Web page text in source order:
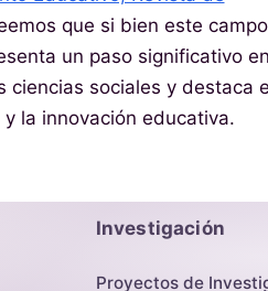
que si bien este campo
un paso significativo
ciencias sociales y destaca
la innovación educativa.
Investigación
Proyectos de